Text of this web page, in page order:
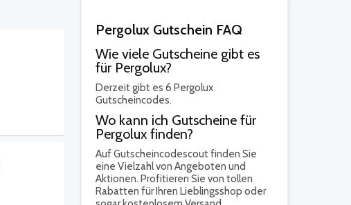
Pergolux Gutschein FAQ
Wie viele Gutscheine gibt es
für Pergolux?
Derzeit gibt es 6 Pergolux
Gutscheincodes.
Wo kann ich Gutscheine für
Pergolux finden?
Auf Gutscheincodescout finden Sie
eine Vielzahl von Angeboten und
Aktionen. Profitieren Sie von tollen
Rabatten für Ihren Lieblingsshop oder